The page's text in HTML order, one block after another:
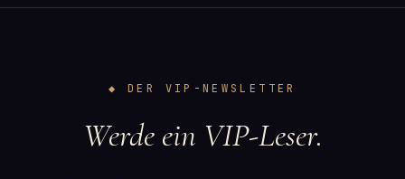
◆ DER VIP-NEWSLETTER
Werde ein VIP-Leser.